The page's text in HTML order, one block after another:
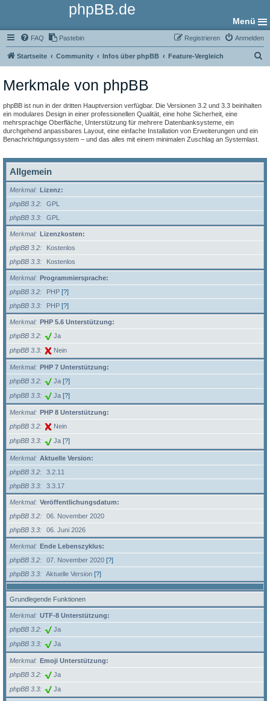
phpBB.de
Menü
FAQ Pastebin Anmelden
Registrieren
Startseite Community Infos über phpBB Feature-Vergleich
Merkmale von phpBB
phpBB ist nun in der dritten Hauptversion verfügbar. Die Versionen 3.2 und 3.3 beinhalten
ein modulares Design in einer professionellen Qualität, eine hohe Sicherheit, eine
mehrsprachige Oberfläche, Unterstützung für mehrere Datenbanksysteme, ein
durchgehend anpassbares Layout, eine einfache Installation von Erweiterungen und ein
Benachrichtigungssystem – und das alles mit einem minimalen Zuschlag an Systemlast.
Allgemein
Merkmal
Lizenz:
phpBB 3.2
GPL
phpBB 3.3
GPL
Merkmal
Lizenzkosten:
phpBB 3.2
Kostenlos
phpBB 3.3
Kostenlos
Merkmal
Programmiersprache:
phpBB 3.2
PHP [?]
phpBB 3.3
PHP [?]
Merkmal
PHP 5.6 Unterstützung:
phpBB 3.2
Ja
phpBB 3.3 Nein
Merkmal
PHP 7 Unterstützung:
phpBB 3.2
Ja [?]
phpBB 3.3 Ja [?]
Merkmal
PHP 8 Unterstützung:
phpBB 3.2
Nein
phpBB 3.3 Ja [?]
Merkmal
Aktuelle Version:
phpBB 3.2
3.2.11
phpBB 3.3
3.3.17
Merkmal
Veröffentlichungsdatum:
phpBB 3.2
06. November 2020
phpBB 3.3
06. Juni 2026
Merkmal
Ende Lebenszyklus:
phpBB 3.2
07. November 2020 [?]
phpBB 3.3
Aktuelle Version [?]
Grundlegende Funktionen
Merkmal
UTF-8 Unterstützung:
phpBB 3.2
Ja
phpBB 3.3 Ja
Merkmal
Emoji Unterstützung:
phpBB 3.2
Ja
phpBB 3.3 Ja